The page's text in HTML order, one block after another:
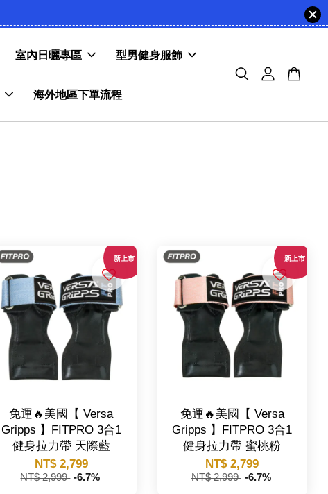
室內日曬專區 型男健身服飾
海外地區下單流程
新上市
免運🔥美國【 Versa
Gripps 】FITPRO 3合1
健身拉力帶 天際藍
NT$ 2,799
NT$ 2,999 -6.7%
新上市
免運🔥美國【 Versa
Gripps 】FITPRO 3合1
健身拉力帶 蜜桃粉
NT$ 2,799
NT$ 2,999 -6.7%